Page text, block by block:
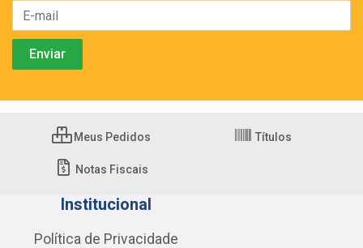
Meus Pedidos Títulos
Notas Fiscais
Institucional
Política de Privacidade